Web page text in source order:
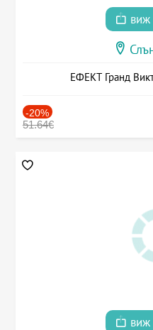
виж
ЕФЕКТ Гранд
-20%
51.64€
виж